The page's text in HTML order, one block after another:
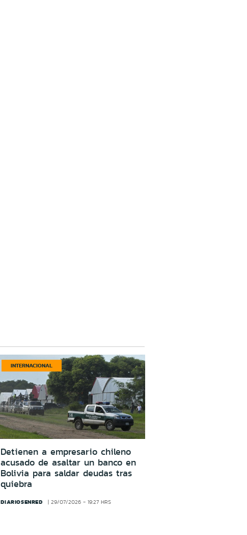
INTERNACIONAL
Detienen a empresario chileno
acusado de asaltar un banco en
Bolivia para saldar deudas tras
quiebra
DIARIOSENRED 29/07/2026 - 19:27 HRS